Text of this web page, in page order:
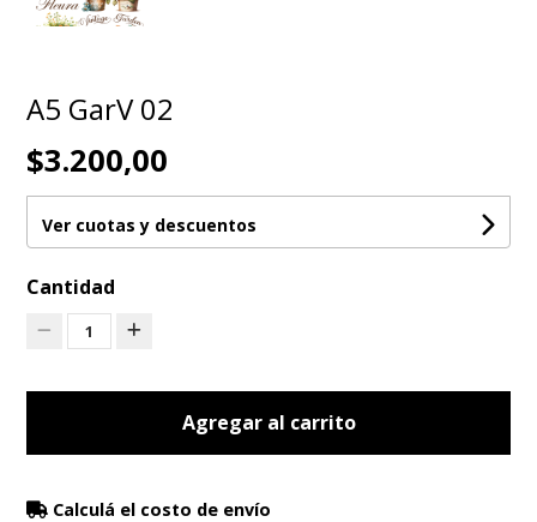
A5 GarV 02
$3.200,00
Ver cuotas y descuentos
Cantidad
1
Agregar al carrito
Calculá el costo de envío